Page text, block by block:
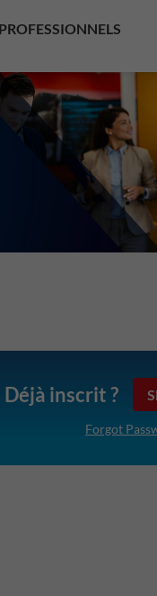
PROFESSIONNELS
Déjà inscrit ?
Forgot